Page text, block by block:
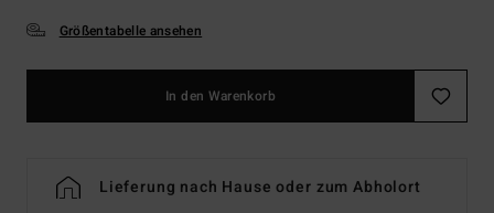
Größentabelle ansehen
In den Warenkorb
Lieferung nach Hause oder zum Abholort